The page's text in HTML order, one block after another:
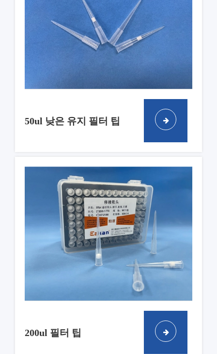
50ul 낮은 유지 필터 팁
200ul 필터 팁